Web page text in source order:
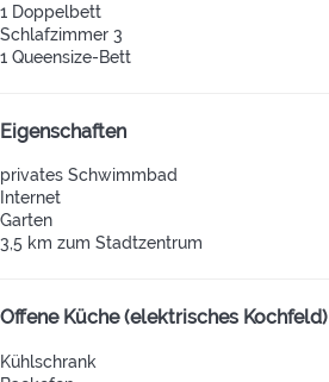
1 Doppelbett
Schlafzimmer 3
1 Queensize-Bett
Eigenschaften
privates Schwimmbad
Internet
Garten
3,5 km zum Stadtzentrum
Offene Küche (elektrisches Kochfeld)
Kühlschrank